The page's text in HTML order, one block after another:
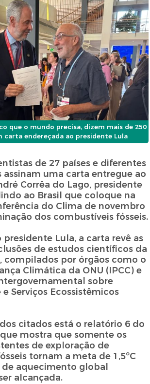
que o mundo precisa, dizem mais de 250
carta endereçada ao presidente Lula
de 27 países e diferentes
assinam uma carta entregue ao
Corrêa do Lago, presidente
ao Brasil que coloque na
do Clima de novembro
dos combustíveis fósseis.
presidente Lula, a carta revê as
de estudos científicos da
compilados por órgãos como o
Climática da ONU (IPCC) e
sobre
Serviços Ecossistêmicos
citados está o relatório 6 do
que mostra que somente os
de exploração de
tornam a meta de 1,5ºC
aquecimento global
alcançada.